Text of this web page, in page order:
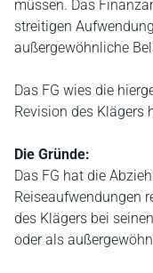
müssen. Das
streitigen
außergewöhnliche
Das FG wies die
Revision des Klägers
Die Gründe:
Das FG hat die
Reiseaufwendungen
des Klägers bei
oder als